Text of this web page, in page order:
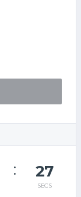
27
SECS